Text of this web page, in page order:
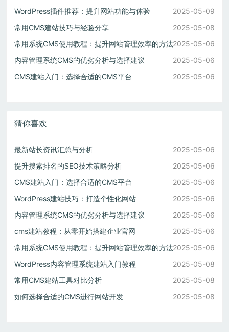
WordPress插件推荐：提升网站功能与体验
2025-05-09
常用CMS建站技巧与经验分享
2025-05-08
常用系统CMS使用教程：提升网站管理效率的方法2025-05-06
内容管理系统CMS的优劣分析与选择建议
2025-05-06
CMS建站入门：选择合适的CMS平台
2025-05-06
猜你喜欢
最新站长资讯汇总与分析
2025-05-06
提升搜索排名的SEO技术策略分析
2025-05-06
CMS建站入门：选择合适的CMS平台
2025-05-06
WordPress建站技巧：打造个性化网站
2025-05-06
内容管理系统CMS的优劣分析与选择建议
2025-05-06
cms建站教程：从零开始搭建企业官网
2025-05-06
常用系统CMS使用教程：提升网站管理效率的方法2025-05-06
WordPress内容管理系统建站入门教程
2025-05-08
常用CMS建站工具对比分析
2025-05-08
如何选择合适的CMS进行网站开发
2025-05-08